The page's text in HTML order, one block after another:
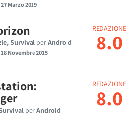
27 Marzo 2019
Survival perAndroid
18 Novembre 2015
REDAZIONE
8.0
perAndroid
REDAZIONE
8.0